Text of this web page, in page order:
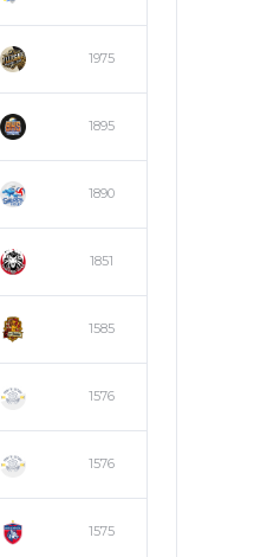
1975
1895
1890
1851
1585
1576
1576
1575